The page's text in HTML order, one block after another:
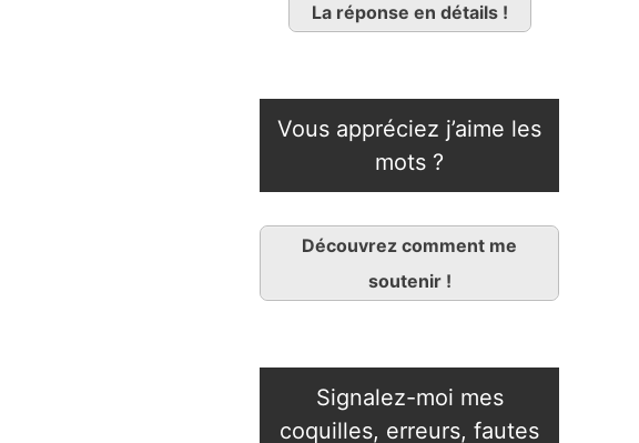
La réponse en détails !
Vous appréciez j’aime les
mots ?
Découvrez comment me
soutenir !
Signalez-moi mes
coquilles, erreurs, fautes